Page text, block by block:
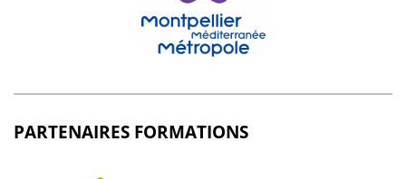
PARTENAIRES FORMATIONS